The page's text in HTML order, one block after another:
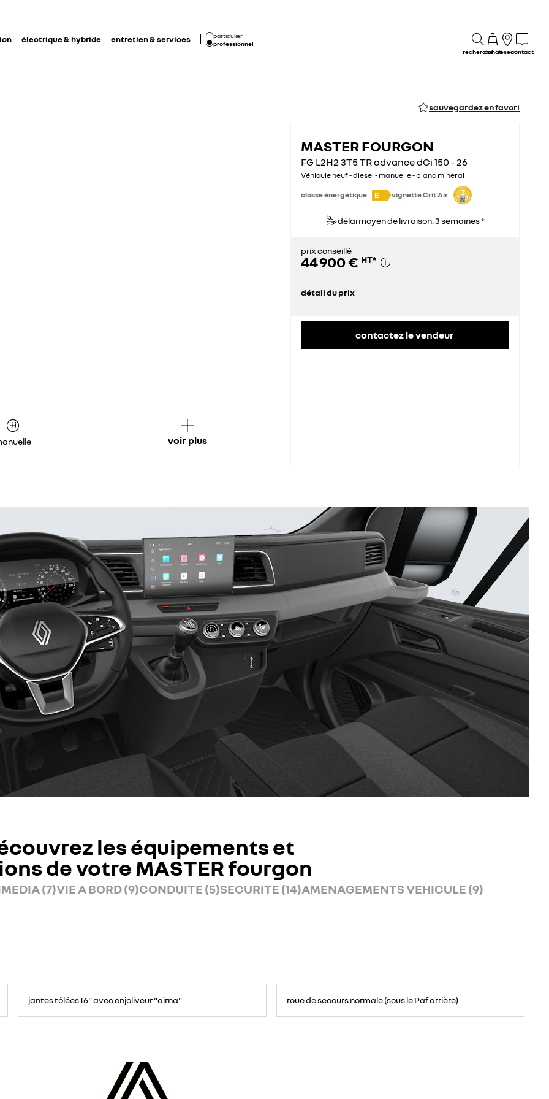
électrique & hybride entretien & services
particulier
professionnel
rechercheachatréseaucontact
sauvegardez en favori
voir plus
MASTER FOURGON
FG L2H2 3T5 TR advance dCi 150 - 26
Véhicule neuf - diesel - manuelle - blanc minéral
classe énergétique E vignette Crit'Air
délai moyen de livraison: 3 semaines *
prix conseillé
44 900 € HT*
détail du prix
contactez le vendeur
les équipements et
de votre MASTER fourgon
(7)VIE A BORD (9)CONDUITE (5)SECURITE (14)AMENAGEMENTS VEHICULE (9)
jantes tôlées 16" avec enjoliveur "airna" roue de secours normale (sous le Paf arrière)